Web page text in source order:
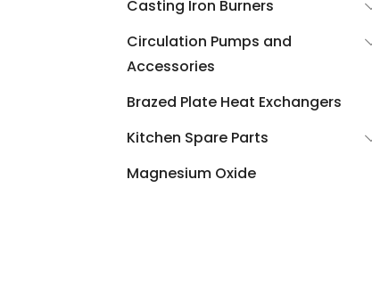
Casting Iron Burners
Circulation Pumps and
Accessories
Brazed Plate Heat Exchangers
Kitchen Spare Parts
Magnesium Oxide